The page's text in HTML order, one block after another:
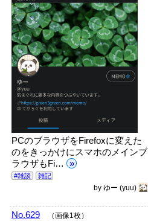
PCのブラウザをFirefoxに変えた
のをきっかけにスマホのメインブ
ラウザもFi… »
#雑談 雑記
byゆー(yuu)
No.629 （画像1枚）